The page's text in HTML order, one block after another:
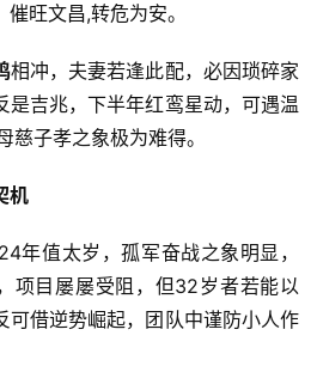
旺文昌,转危为安。
相冲，夫妻若逢此配，必因琐碎家
是吉兆，下半年红鸾星动，可遇温
慈子孝之象极为难得。
机
年值太岁，孤军奋战之象明显，
项目屡屡受阻，但32岁者若能以
可借逆势崛起，团队中谨防小人作